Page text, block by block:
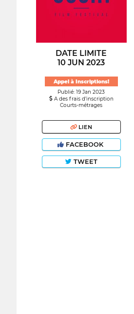
DATE LIMITE
10 JUN 2023
Appel à Inscriptions!
Publié: 19 Jan 2023
A des frais d’inscription
Courts-métrages
LIEN
FACEBOOK
TWEET